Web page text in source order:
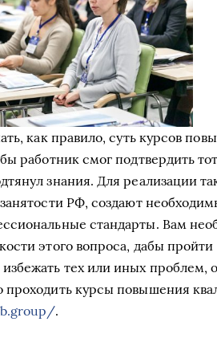
как правило, суть курсов
работник смог подтвердить
знания. Для реализации
РФ, создают
стандарты. Вам
этого вопроса, дабы пройти
тех или иных проблем,
курсы повышения
.